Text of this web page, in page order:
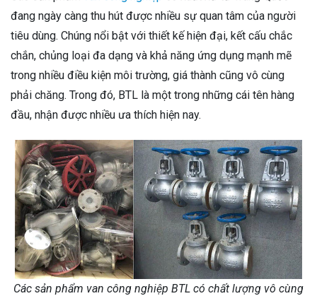
đang ngày càng thu hút được nhiều sự quan tâm của người
tiêu dùng. Chúng nổi bật với thiết kế hiện đại, kết cấu chắc
chắn, chủng loại đa dạng và khả năng ứng dụng mạnh mẽ
trong nhiều điều kiện môi trường, giá thành cũng vô cùng
phải chăng. Trong đó, BTL là một trong những cái tên hàng
đầu, nhận được nhiều ưa thích hiện nay.
Các sản phẩm van công nghiệp BTL có chất lượng vô cùng